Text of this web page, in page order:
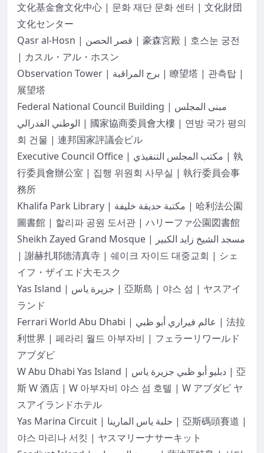
文化基金會文化中心 | 문화 재단 문화 센터 | 文化財団
文化センター
Qasr al-Hosn | قصر الحصن | 豪森宮殿 | 호스눈 궁전
| カスル・アル・ホスン
Observation Tower | برج المراقبة | 瞭望塔 | 관측탑 |
展望塔
Federal National Council Building | مبنى المجلس
الوطني الفدرالي | 國家協商委員會大樓 | 연방 국가 평의
회 건물 | 連邦国家評議会ビル
Executive Council Office | مكتب المجلس التنفيذي | 執
行委員會辦公室 | 집행 위원회 사무실 | 執行委員会事
務所
Khalifa Park Library | مكتبة حديقة خليفة | 哈利法公園
圖書館 | 할리파 공원 도서관 | ハリーファ公園図書館
Sheikh Zayed Grand Mosque | مسجد الشيخ زايد الكبير
| 謝赫扎耶德清真寺 | 쉐이크 자이드 대중교회 | シェ
イフ・ザイエド大モスク
Yas Island | جزيرة ياس | 亞斯島 | 야스 섬 | ヤスアイ
ランド
Ferrari World Abu Dhabi | عالم فيراري أبو ظبي | 法拉
利世界 | 페라리 월드 아부자비 | フェラーリワールド
アブダビ
W Abu Dhabi Yas Island | دبليو أبو ظبي جزيرة ياس | 亞
斯 W 酒店 | W 아부자비 야스 섬 호텔 | W アブダビ ヤ
スアイランドホテル
Yas Marina Circuit | حلبة ياس المارينا | 亞斯碼頭賽道 |
야스 마리나 서킷 | ヤスマリーナサーキット